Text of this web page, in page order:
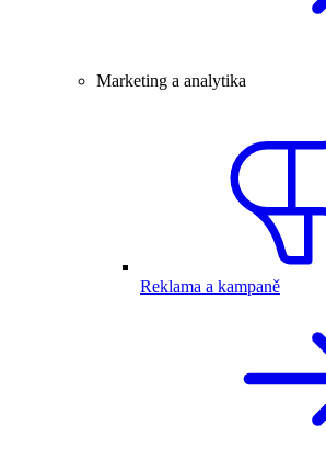
Marketing a analytika
Reklama a kampaně